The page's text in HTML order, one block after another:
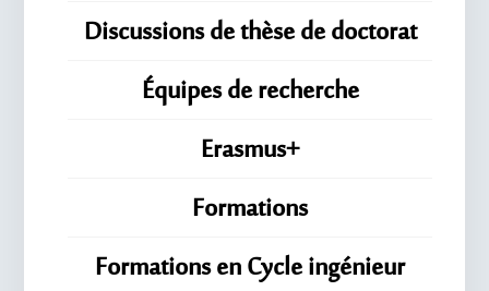
Discussions de thèse de doctorat
Équipes de recherche
Erasmus+
Formations
Formations en Cycle ingénieur